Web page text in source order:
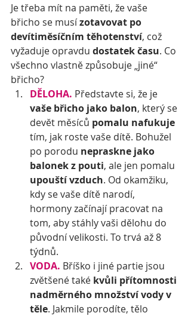
Je třeba mít na paměti, že vaše
břicho se musí zotavovat po
devítiměsíčním těhotenství, což
vyžaduje opravdu dostatek času. Co
všechno vlastně způsobuje „jiné“
břicho?
DĚLOHA. Představte si, že je
vaše břicho jako balon, který se
devět měsíců pomalu nafukuje
tím, jak roste vaše dítě. Bohužel
po porodu nepraskne jako
balonek z pouti, ale jen pomalu
upouští vzduch. Od okamžiku,
kdy se vaše dítě narodí,
hormony začínají pracovat na
tom, aby stáhly vaši dělohu do
původní velikosti. To trvá až 8
týdnů.
VODA. Bříško i jiné partie jsou
zvětšené také kvůli přítomnosti
nadměrného množství vody v
těle. Jakmile porodíte, tělo